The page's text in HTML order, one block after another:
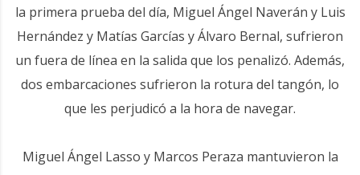
la primera prueba del día, Miguel Ángel Naverán y Luis
Hernández y Matías Garcías y Álvaro Bernal, sufrieron
un fuera de línea en la salida que los penalizó. Además,
dos embarcaciones sufrieron la rotura del tangón, lo
que les perjudicó a la hora de navegar.
Miguel Ángel Lasso y Marcos Peraza mantuvieron la